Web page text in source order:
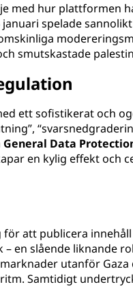
med hur plattformen
spelade
smutskastade
ett sofistikerat och
General Data
en kylig effekt
att publicera
en slående liknande
utanför
Samtidigt